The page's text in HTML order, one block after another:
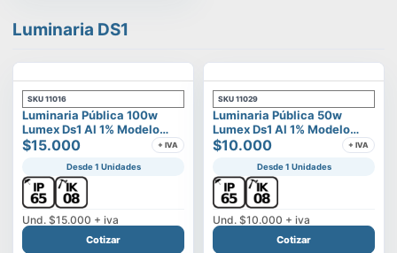
Luminaria DS1
SKU 11016
Luminaria Pública 100w
Lumex Ds1 Al 1% Modelo
Vega
$15.000 + IVA
Desde 1 Unidades
Und. $15.000 + iva
Cotizar
SKU 11029
Luminaria Pública 50w
Lumex Ds1 Al 1% Modelo
Vega
$10.000 + IVA
Desde 1 Unidades
Und. $10.000 + iva
Cotizar